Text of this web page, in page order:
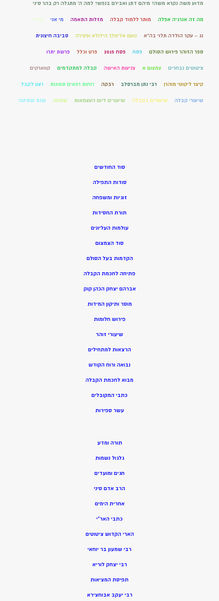
מדוע משה נקרא משה? מיהם דתן ואבירם בנפש? למה ה' מתגלה רק בהר סיני
מה זה אנרגיה אפלה מותר ללמוד קבלה מזלות התאמה מי אני מסעי
נג – עקר הולדה תלוי בה"א נועם אלימלך הילולא ופטירה סביבה חיצונית
ספר הזוהר פירוש הסולם פסח פסח 2015 פרט וכלל פרשת יתרו
ציטוטים נבחרים צמצום א צניעות האישה קבלה למתקדמים קווארקים
קיצר ליקוטי מוהרן רבי נתן מברסלב רבקה רוחות רפאים תמונות רצון לקבל
שיעורי קבלה שיעורים בקבלה שיעורים ליום העצמאות שמחה שנת שמיטה
סוד החודשים
סודות התפילה
זוגיות ומשפחה
תורת החסידות
עולמות העליונים
סוד הצמצום
הקדמות בעל הסולם
פתיחה לחכמת הקבלה
אברהם יצחק הכהן קוק
מוסר ותיקון המידות
פירוש חלומות
שיעורי זוהר
הרצאות למתחילים
נבואה ורוח הקודש
מבוא לחכמת הקבלה
כתבי המקובלים
עשר ספירות
תורה ומדע
גלגול נשמות
חגים ומועדים
הרב אדם סיני
אחרית הימים
כתבי האר”י
הארי הקדוש ציטוטים
רבי שמעון בר יוחאי
רבי יצחק לוריא
תפיסת המציאות
רבי יעקב אבוחצירא